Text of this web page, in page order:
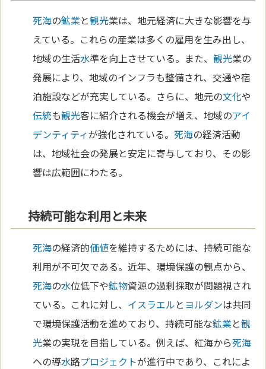
死海の鉱業と観光業は、地元経済に大きな影響を与
えている。これらの産業は多くの雇用を生み出し、
地域の生活水準を向上させている。また、観光業の
発展により、地域のインフラも整備され、交通や宿
泊施設などが充実している。さらに、地元の文化や
伝統も観光客に紹介される機会が増え、地域のアイ
デンティティが強化されている。死海の経済活動
は、地域社会の発展と安定に寄与しており、その影
響は広範囲にわたる。
持続可能な利用と未来
死海の経済的価値を維持するためには、持続可能な
利用が不可欠である。近年、環境保護の観点から、
死海の水位低下や鉱物資源の過剰採取が問題視され
ている。これに対し、 イスラエルと ヨルダンは共同
で環境保護活動を進めており、持続可能な鉱業と観
光業の実現を目指している。例えば、紅海から死海
への導水路プロジェクトが進行中であり、これによ